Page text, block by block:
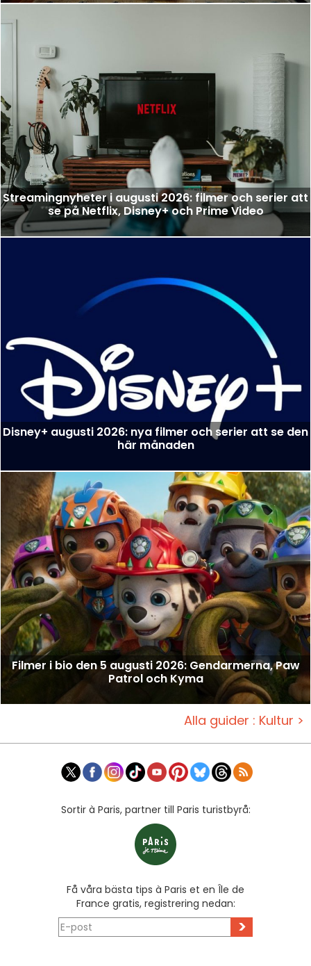
Streamingnyheter i augusti 2026: filmer och serier att
se på Netflix, Disney+ och Prime Video
Disney+ augusti 2026: nya filmer och serier att se den
här månaden
Filmer i bio den 5 augusti 2026: Gendarmerna, Paw
Patrol och Kyma
Alla guider : Kultur >
Sortir à Paris, partner till Paris turistbyrå:
Få våra bästa tips à Paris et en Île de
France gratis, registrering nedan:
>